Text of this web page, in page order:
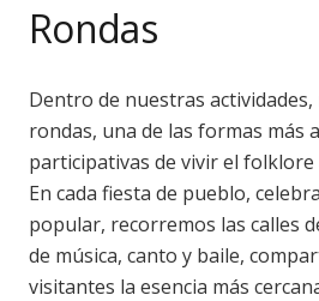
Rondas
Dentro de nuestras
rondas, una de las formas más
participativas de vivir el folklore
En cada fiesta de pueblo,
popular, recorremos las calles
de música, canto y baile,
visitantes la esencia más